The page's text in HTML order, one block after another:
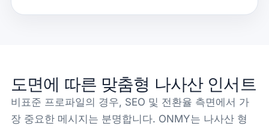
도면에 따른 맞춤형 나사산 인서트
비표준 프로파일의 경우, SEO 및 전환율 측면에서 가
장 중요한 메시지는 분명합니다. ONMY는 나사산 형